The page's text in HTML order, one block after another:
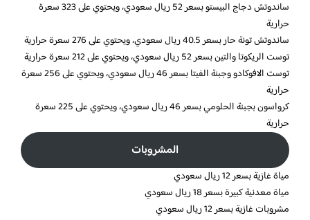
ساندوتش دجاج البيستو بسعر 52 ريال سعودي، ويحتوي على 323 سعرة
حرارية
ساندوتش تونة حار بسعر 40.5 ريال سعودي، ويحتوي على 276 سعرة حرارية
توست الريكوتا والتين بسعر 52 ريال سعودي، ويحتوي على 212 سعرة حرارية
توست الافوكادو وجبنة الفيتا بسعر 46 ريال سعودي، ويحتوي على 256 سعرة
حرارية
كرواسون بجبنة الحلومي بسعر 46 ريال سعودي، ويحتوي على 225 سعرة
حرارية
المشروبات
مياة غازية بسعر 12 ريال سعودي
مياة معدنية كبيرة بسعر 18 ريال سعودي
مشروبات غازية بسعر 12 ريال سعودي